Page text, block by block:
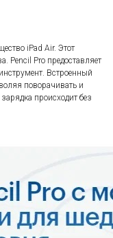
iPad Air. Этот
Pencil Pro предоставляет
Встроенный
поворачивать и
происходит без